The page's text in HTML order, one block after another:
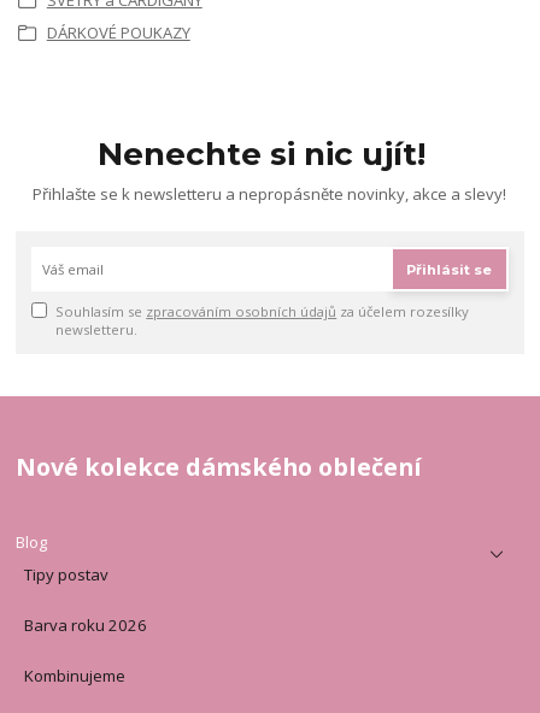
DÁRKOVÉ POUKAZY
Nenechte si nic ujít!
Přihlašte se k newsletteru a nepropásněte novinky, akce a slevy!
Přihlásit se
Souhlasím se zpracováním osobních údajů za účelem rozesílky
newsletteru.
Nové kolekce dámského oblečení
Blog
Tipy postav
Barva roku 2026
Kombinujeme